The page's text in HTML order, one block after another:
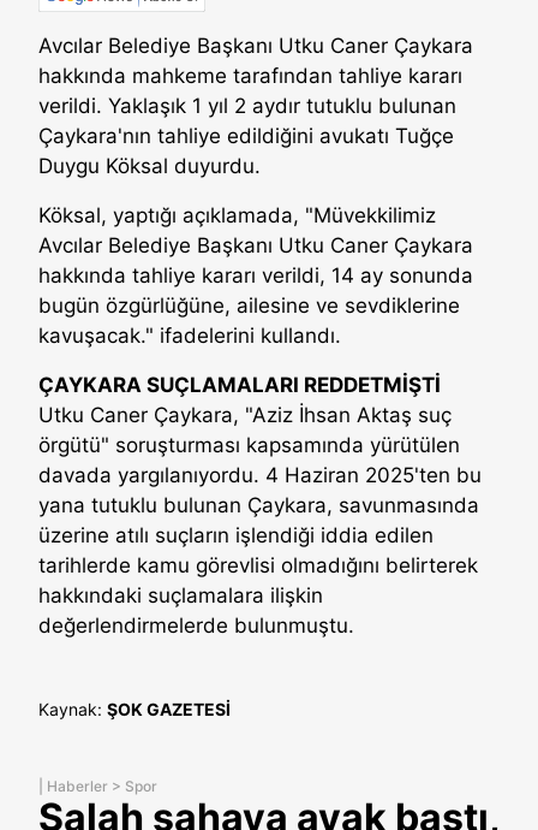
Avcılar Belediye Başkanı Utku Caner Çaykara
hakkında mahkeme tarafından tahliye kararı
verildi. Yaklaşık 1 yıl 2 aydır tutuklu bulunan
Çaykara'nın tahliye edildiğini avukatı Tuğçe
Duygu Köksal duyurdu.
Köksal, yaptığı açıklamada, "Müvekkilimiz
Avcılar Belediye Başkanı Utku Caner Çaykara
hakkında tahliye kararı verildi, 14 ay sonunda
bugün özgürlüğüne, ailesine ve sevdiklerine
kavuşacak." ifadelerini kullandı.
ÇAYKARA SUÇLAMALARI REDDETMİŞTİ
Utku Caner Çaykara, "Aziz İhsan Aktaş suç
örgütü" soruşturması kapsamında yürütülen
davada yargılanıyordu. 4 Haziran 2025'ten bu
yana tutuklu bulunan Çaykara, savunmasında
üzerine atılı suçların işlendiği iddia edilen
tarihlerde kamu görevlisi olmadığını belirterek
hakkındaki suçlamalara ilişkin
değerlendirmelerde bulunmuştu.
Kaynak: ŞOK GAZETESİ
Haberler > Spor
Salah sahaya ayak bastı,